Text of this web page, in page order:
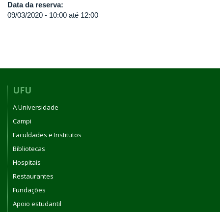
Data da reserva:
09/03/2020 - 10:00 até 12:00
UFU
A Universidade
Campi
Faculdades e Institutos
Bibliotecas
Hospitais
Restaurantes
Fundações
Apoio estudantil